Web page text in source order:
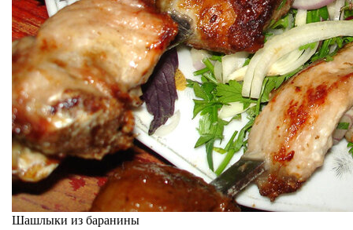
Шашлыки из баранины